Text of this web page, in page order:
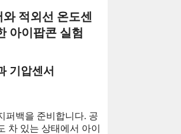
와 적외선 온도센
아이팝콘 실험
기압센서
퍼백을 준비합니다. 공
차 있는 상태에서 아이